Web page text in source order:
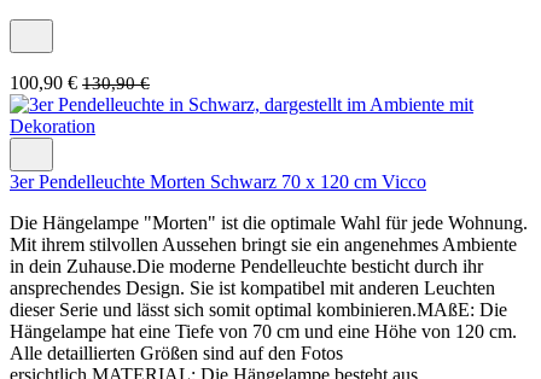
100,90 € 130,90 €
3er Pendelleuchte Morten Schwarz 70 x 120 cm Vicco
Die Hängelampe "Morten" ist die optimale Wahl für jede Wohnung.
Mit ihrem stilvollen Aussehen bringt sie ein angenehmes Ambiente
in dein Zuhause.Die moderne Pendelleuchte besticht durch ihr
ansprechendes Design. Sie ist kompatibel mit anderen Leuchten
dieser Serie und lässt sich somit optimal kombinieren.MAßE: Die
Hängelampe hat eine Tiefe von 70 cm und eine Höhe von 120 cm.
Alle detaillierten Größen sind auf den Fotos
ersichtlich.MATERIAL: Die Hängelampe besteht aus